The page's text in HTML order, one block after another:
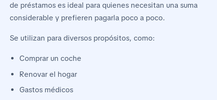
de préstamos es ideal para quienes necesitan una suma
considerable y prefieren pagarla poco a poco.
Se utilizan para diversos propósitos, como:
Comprar un coche
Renovar el hogar
Gastos médicos